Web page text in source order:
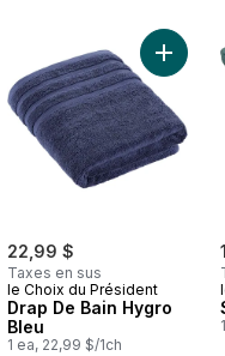
Essuie-mains Perform,
22,99 $
Taxes en sus
le Choix du Président
Drap De Bain Hygro
Bleu
1 ea, 22,99 $/1ch
Ajouter